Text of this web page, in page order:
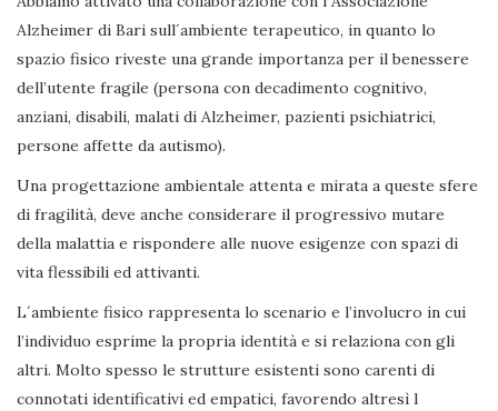
Alzheimer di Bari sull´ambiente terapeutico, in quanto lo
spazio fisico riveste una grande importanza per il benessere
dell’utente fragile (persona con decadimento cognitivo,
anziani, disabili, malati di Alzheimer, pazienti psichiatrici,
persone affette da autismo).
Una progettazione ambientale attenta e mirata a queste sfere
di fragilità, deve anche considerare il progressivo mutare
della malattia e rispondere alle nuove esigenze con spazi di
vita flessibili ed attivanti.
L´ambiente fisico rappresenta lo scenario e l’involucro in cui
l’individuo esprime la propria identità e si relaziona con gli
altri. Molto spesso le strutture esistenti sono carenti di
connotati identificativi ed empatici, favorendo altresì l